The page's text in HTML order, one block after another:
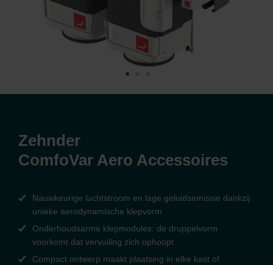
Zehnder
ComfoVar Aero Accessoires
Nauwkeurige luchtstroom en lage geluidsemissie dankzij
unieke aerodynamische klepvorm
Onderhoudsarme klepmodules: de druppelvorm
voorkomt dat vervuiling zich ophoopt
Compact ontwerp maakt plaatsing in elke kast of